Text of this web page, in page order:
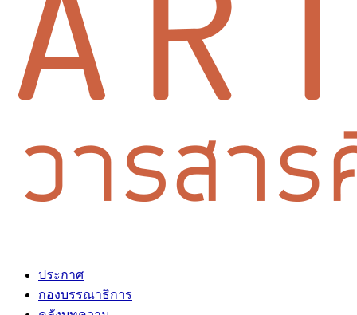
ประกาศ
กองบรรณาธิการ